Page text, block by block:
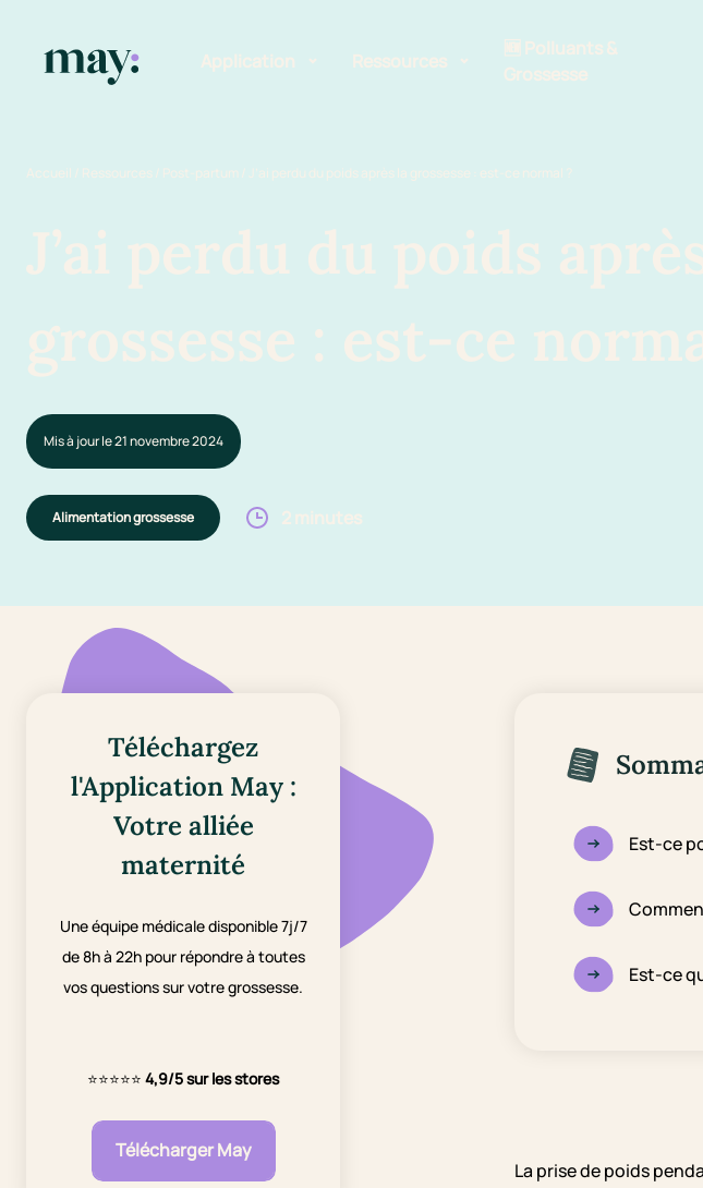
Application
Mission
Ressources
Guide des prénoms
Newsletters
🆕 Polluants &
Grossesse
Accueil / Ressources / Post-partum / J’ai perdu du poids après la grossesse : est-ce normal ?
J’ai perdu du poids
grossesse : est-ce
Mis à jour le 21 novembre 2024
Alimentation grossesse 2 minutes
Téléchargez
l'Application May :
Votre alliée
maternité
Une équipe médicale disponible 7j/7
de 8h à 22h pour répondre à toutes
vos questions sur votre grossesse.
⭐⭐⭐⭐⭐ 4,9/5 sur les stores
Télécharger May
Est-ce
Est-ce
La prise de poids